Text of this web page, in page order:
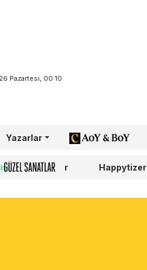
Pazartesi, 00:10
Yazarlar AoY/BoY
Güzel Sanatlar Happytizer